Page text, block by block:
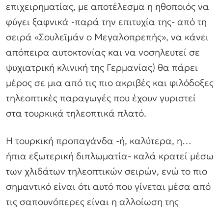
επιχειρηματίας, με αποτέλεσμα η ηθοποιός να
φύγει ξαφνικά -παρά την επιτυχία της- από τη
σειρά «Σουλεϊμάν ο Μεγαλοπρεπής», να κάνει
απόπειρα αυτοκτονίας και να νοσηλευτεί σε
ψυχιατρική κλινική της Γερμανίας) θα πάρει
μέρος σε μια από τις πιο ακριβές και φιλόδοξες
τηλεοπτικές παραγωγές που έχουν γυριστεί
στα τουρκικά τηλεοπτικά πλατό.
Η τουρκική προπαγάνδα -ή, καλύτερα, η…
ήπια εξωτερική διπλωματία- καλά κρατεί μέσω
των χλιδάτων τηλεοπτικών σειρών, ενώ το πιο
σημαντικό είναι ότι αυτό που γίνεται μέσα από
τις σαπουνόπερες είναι η αλλοίωση της